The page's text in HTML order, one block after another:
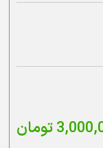
تومان